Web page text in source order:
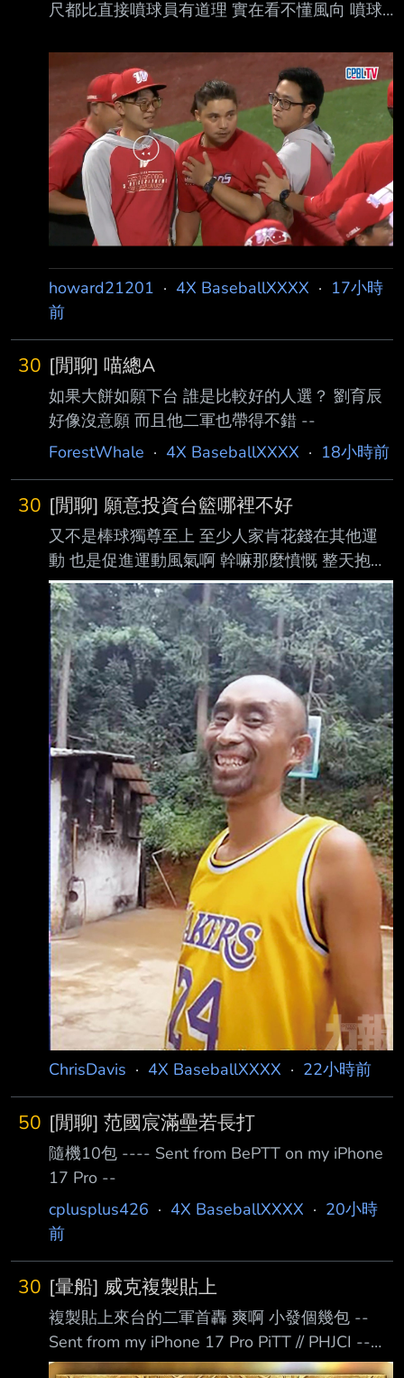
尺都比直接噴球員有道理 實在看不懂風向 噴球
的跟屎一樣 被噴也是無辜 阿不就是富邦錢公 林
凱威那年的狀況去參加亞運會比較好？看來是個
howard21201 · 4X BaseballXXXX · 17小時
前
30 [閒聊] 喵總A
如果大餅如願下台 誰是比較好的人選？ 劉育辰
好像沒意願 而且他二軍也帶得不錯 --
ForestWhale · 4X BaseballXXXX · 18小時前
30 [閒聊] 願意投資台籃哪裡不好
又不是棒球獨尊至上 至少人家肯花錢在其他運
動 也是促進運動風氣啊 幹嘛那麼憤慨 整天抱怨
台灣運動風氣不好 看到人家花錢在別的運動又
在暴怒 搞得像是殺父仇人或是有排擠到資源一
樣== -- Yes I know Syndergaard is throwing
90 mph change ups. Don't @ me please. by
ithrow88 -- 中職也是這幾年才在賺錢啊== 至少
人家肯花肯開高薪 怎麼會沒有，至少越多人
打，他們現在要搞定的是兩聯盟雙軌制 你知我
知這東西是搞出來幹嘛的，他不是一
ChrisDavis · 4X BaseballXXXX · 22小時前
50 [閒聊] 范國宸滿壘若長打
隨機10包 ---- Sent from BePTT on my iPhone
17 Pro --
cplusplus426 · 4X BaseballXXXX · 20小時
前
30 [暈船] 威克複製貼上
複製貼上來台的二軍首轟 爽啊 小發個幾包 --
Sent from my iPhone 17 Pro PiTT // PHJCI --
#94 馬傑森 SS https://i.imgur.com/nBjrITm.jpeg